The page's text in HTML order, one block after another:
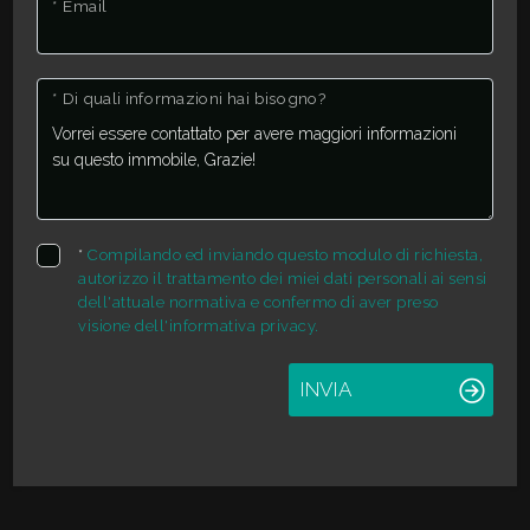
* Email
* Di quali informazioni hai bisogno?
*Compilando ed inviando questo modulo di richiesta,
autorizzo il trattamento dei miei dati personali ai sensi
dell'attuale normativa e confermo di aver preso
visione dell'informativa privacy.
INVIA
2
3
5
-